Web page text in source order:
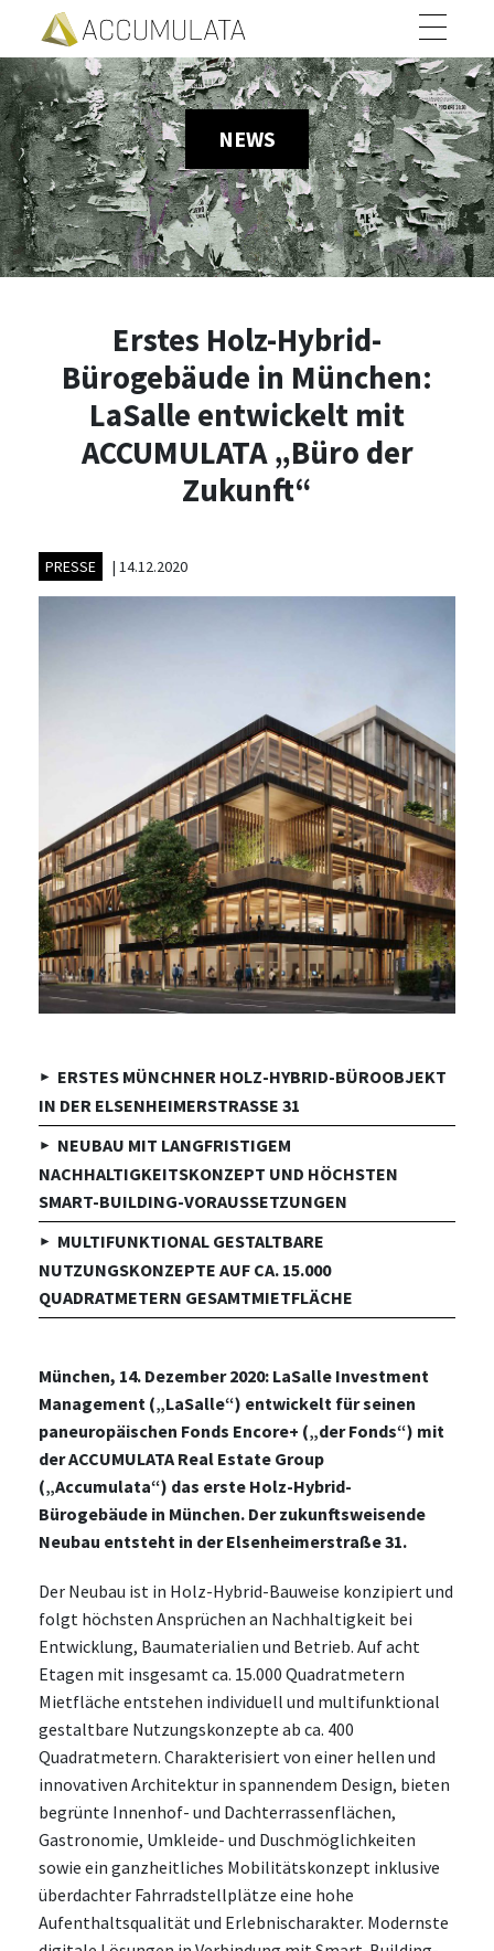
NEWS
Erstes Holz-Hybrid-
Bürogebäude in München:
LaSalle entwickelt mit
ACCUMULATA „Büro der
Zukunft“
PRESSE | 14.12.2020
ERSTES MÜNCHNER HOLZ-HYBRID-BÜROOBJEKT
IN DER ELSENHEIMERSTRASSE 31
NEUBAU MIT LANGFRISTIGEM
NACHHALTIGKEITSKONZEPT UND HÖCHSTEN
SMART-BUILDING-VORAUSSETZUNGEN
MULTIFUNKTIONAL GESTALTBARE
NUTZUNGSKONZEPTE AUF CA. 15.000
QUADRATMETERN GESAMTMIETFLÄCHE
München, 14. Dezember 2020: LaSalle Investment
Management („LaSalle“) entwickelt für seinen
paneuropäischen Fonds Encore+ („der Fonds“) mit
der ACCUMULATA Real Estate Group
(„Accumulata“) das erste Holz-Hybrid-
Bürogebäude in München. Der zukunftsweisende
Neubau entsteht in der Elsenheimerstraße 31.
Der Neubau ist in Holz-Hybrid-Bauweise konzipiert und
folgt höchsten Ansprüchen an Nachhaltigkeit bei
Entwicklung, Baumaterialien und Betrieb. Auf acht
Etagen mit insgesamt ca. 15.000 Quadratmetern
Mietfläche entstehen individuell und multifunktional
gestaltbare Nutzungskonzepte ab ca. 400
Quadratmetern. Charakterisiert von einer hellen und
innovativen Architektur in spannendem Design, bieten
begrünte Innenhof- und Dachterrassenflächen,
Gastronomie, Umkleide- und Duschmöglichkeiten
sowie ein ganzheitliches Mobilitätskonzept inklusive
überdachter Fahrradstellplätze eine hohe
Aufenthaltsqualität und Erlebnischarakter. Modernste